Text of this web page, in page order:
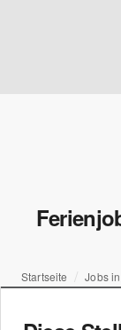
Startseite Jobs